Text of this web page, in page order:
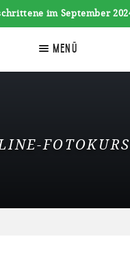
im September 2024:
☰ Menü